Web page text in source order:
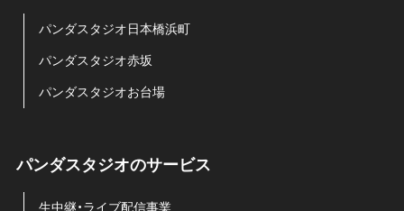
パンダスタジオ日本橋浜町
パンダスタジオ赤坂
パンダスタジオお台場
パンダスタジオのサービス
生中継・ライブ配信事業